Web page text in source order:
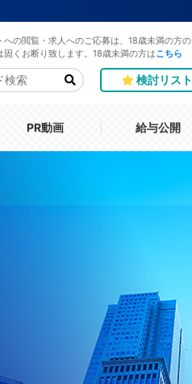
への閲覧・求人へのご応募は、18歳未満の方の
固くお断り致します。18歳未満の方は こちら
検討リスト
PR動画 給与公開